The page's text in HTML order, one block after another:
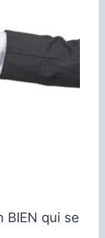
BIEN qui se